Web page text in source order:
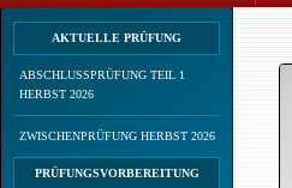
AKTUELLE PRÜFUNG
ABSCHLUSSPRÜFUNG TEIL 1
HERBST 2026
ZWISCHENPRÜFUNG HERBST 2026
PRÜFUNGSVORBEREITUNG